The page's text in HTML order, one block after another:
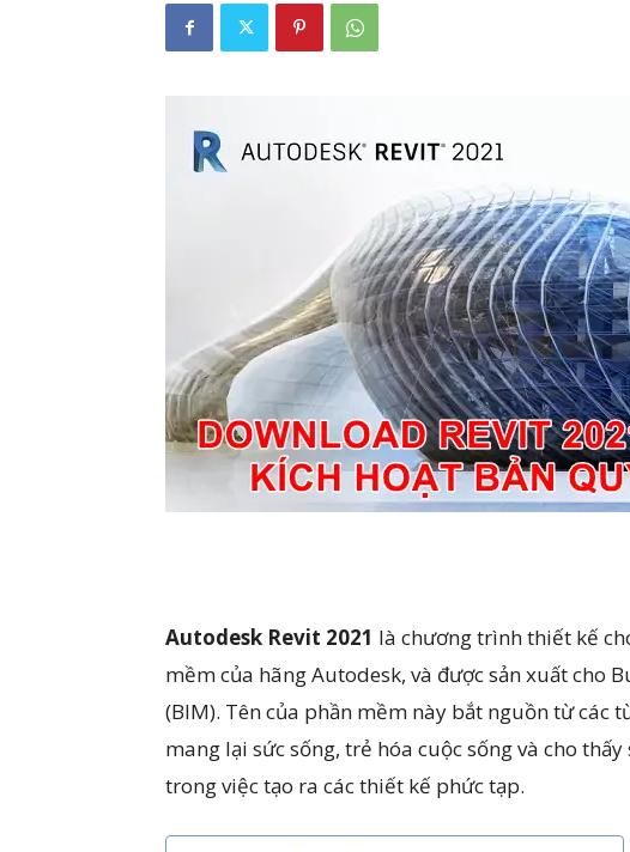
Autodesk Revit 2021 là chương trình thiết kế
mềm của hãng Autodesk, và được sản xuất cho
(BIM). Tên của phần mềm này bắt nguồn từ các
mang lại sức sống, trẻ hóa cuộc sống và cho
trong việc tạo ra các thiết kế phức tạp.